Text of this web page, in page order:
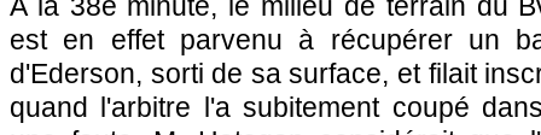
est en effet parvenu à récupérer un
d'Ederson, sorti de sa surface, et filait
quand l'arbitre l'a subitement coupé